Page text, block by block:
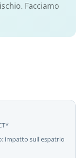
Facciamo
impatto sull'espatrio